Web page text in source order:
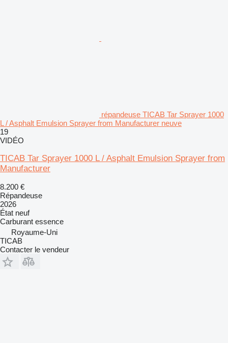
répandeuse TICAB Tar Sprayer 1000
L / Asphalt Emulsion Sprayer from Manufacturer neuve
19
VIDÉO
TICAB Tar Sprayer 1000 L / Asphalt Emulsion Sprayer from
Manufacturer
8.200 €
Répandeuse
2026
État neuf
Carburant essence
Royaume-Uni
TICAB
Contacter le vendeur